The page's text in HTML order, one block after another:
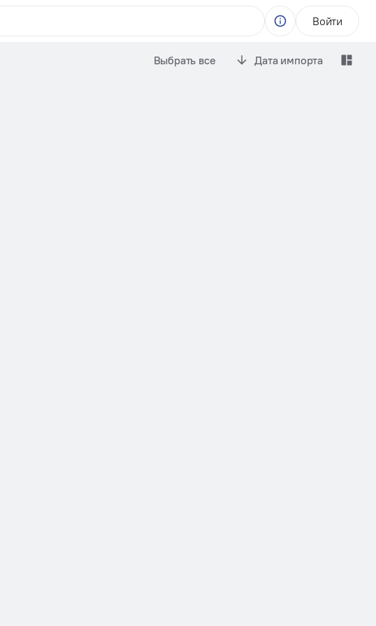
Войти
Выбрать все Дата импорта